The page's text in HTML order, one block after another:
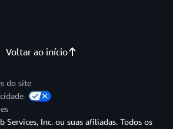
Voltar ao início
do site
Services, Inc. ou suas afiliadas. Todos os